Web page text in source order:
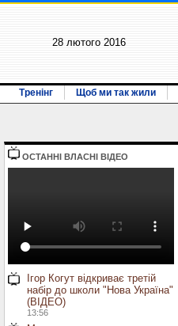
28 лютого 2016
Тренінг Щоб ми так жили
ОСТАННI ВЛАСНI ВIДЕО
Ігор Когут відкриває третій
набір до школи "Нова Україна"
(ВІДЕО)
13:56